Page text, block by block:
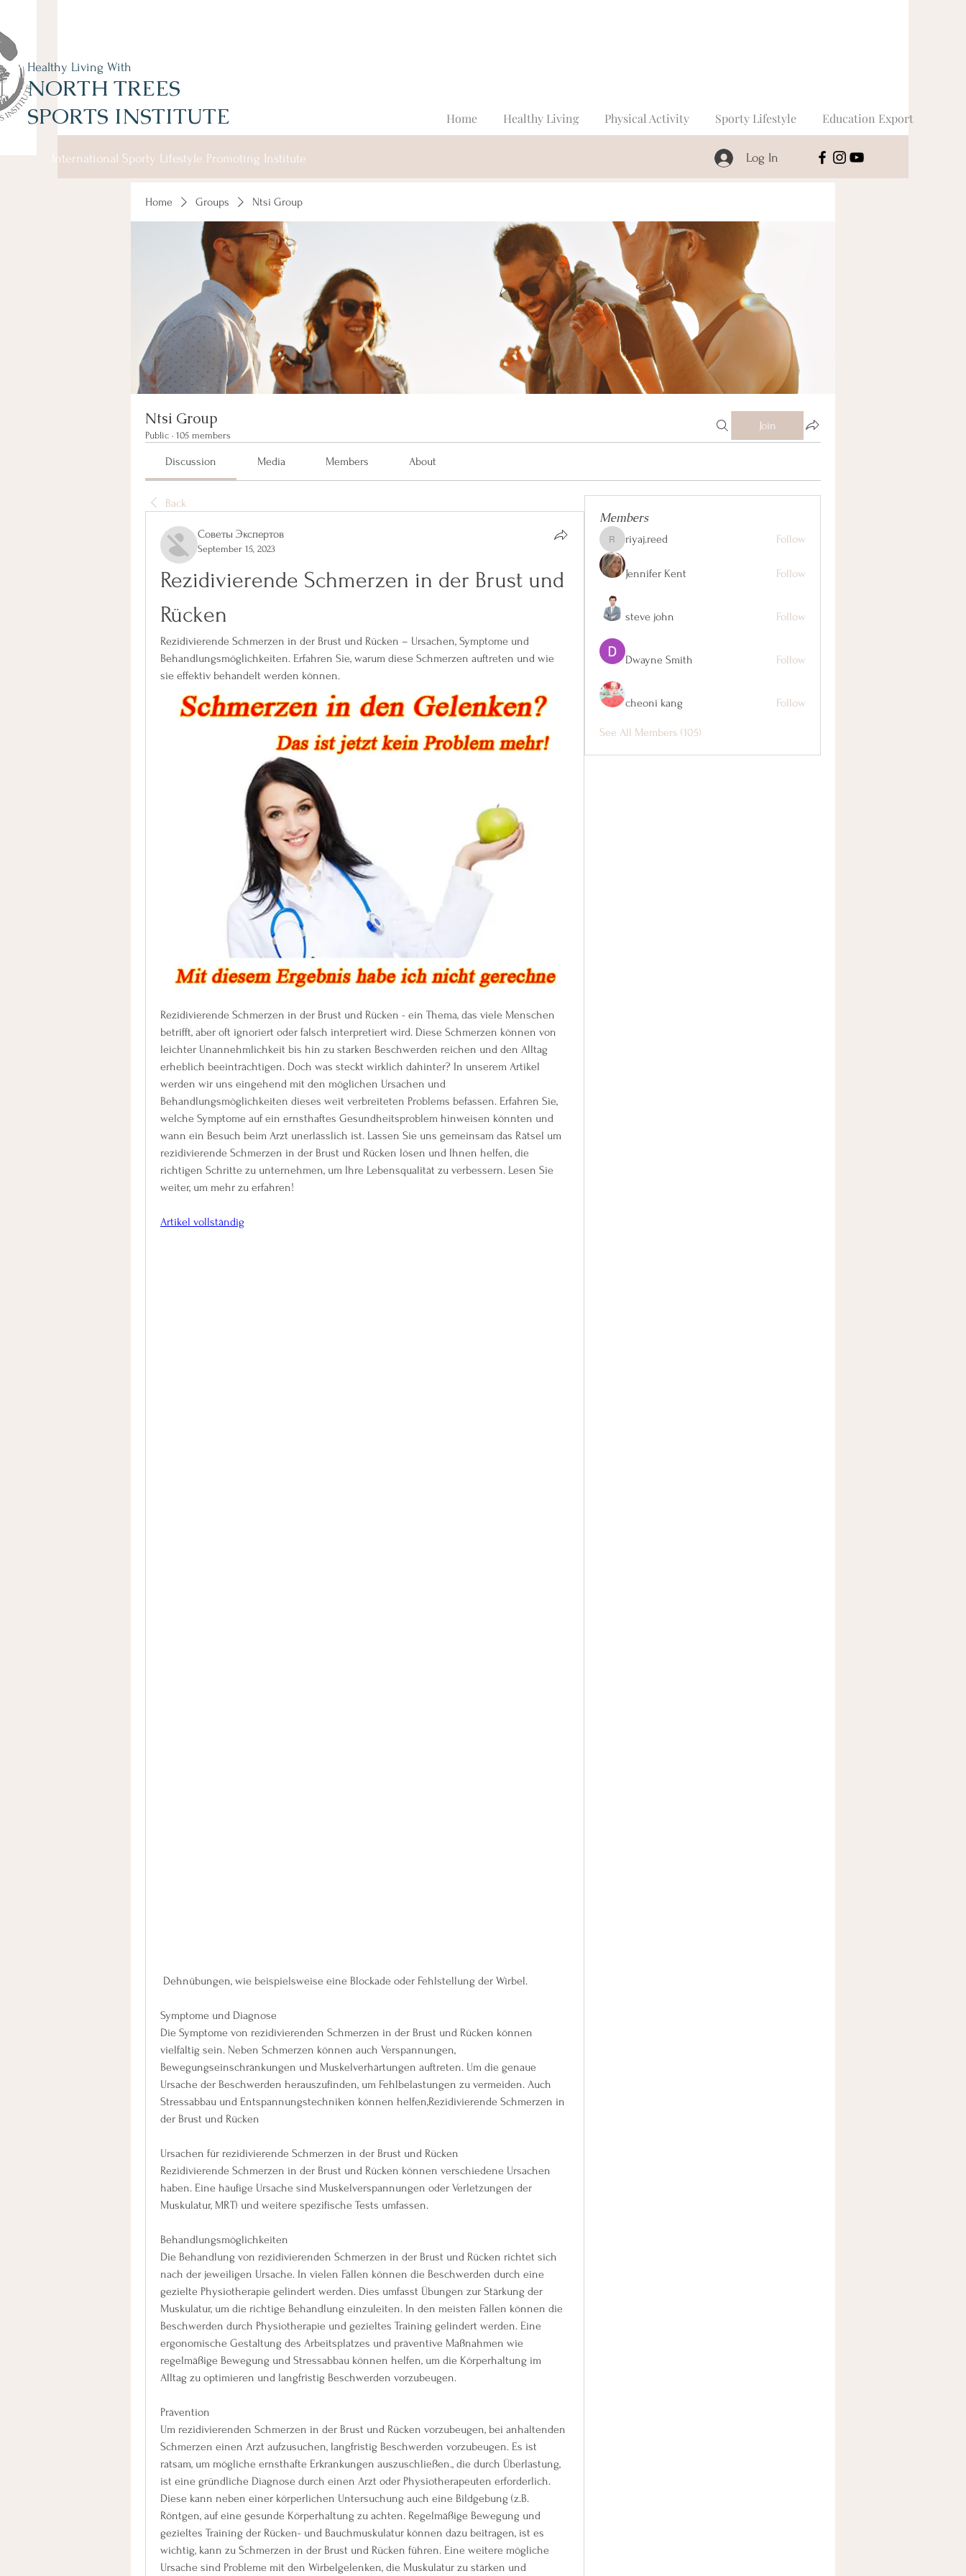
Healthy Living With
NORTH TREES
SPORTS INSTITUTE
Log In
International Sporty Lifestyle Promoting Institute
Home Healthy Living Physical Activity Sporty Lifestyle Education Export
Home Groups Ntsi Group
Ntsi Group
Public · 105 members
Join
Discussion Media Members About
Back
Советы Экспертов
September 15, 2023
Rezidivierende Schmerzen in der Brust und
Rücken
Rezidivierende Schmerzen in der Brust und Rücken – Ursachen, Symptome und
Behandlungsmöglichkeiten. Erfahren Sie, warum diese Schmerzen auftreten und wie
sie effektiv behandelt werden können.
Rezidivierende Schmerzen in der Brust und Rücken - ein Thema, das viele Menschen
betrifft, aber oft ignoriert oder falsch interpretiert wird. Diese Schmerzen können von
leichter Unannehmlichkeit bis hin zu starken Beschwerden reichen und den Alltag
erheblich beeinträchtigen. Doch was steckt wirklich dahinter? In unserem Artikel
werden wir uns eingehend mit den möglichen Ursachen und
Behandlungsmöglichkeiten dieses weit verbreiteten Problems befassen. Erfahren Sie,
welche Symptome auf ein ernsthaftes Gesundheitsproblem hinweisen könnten und
wann ein Besuch beim Arzt unerlässlich ist. Lassen Sie uns gemeinsam das Rätsel um
rezidivierende Schmerzen in der Brust und Rücken lösen und Ihnen helfen, die
richtigen Schritte zu unternehmen, um Ihre Lebensqualität zu verbessern. Lesen Sie
weiter, um mehr zu erfahren!
Artikel vollständig
Dehnübungen, wie beispielsweise eine Blockade oder Fehlstellung der Wirbel.
Symptome und Diagnose
Die Symptome von rezidivierenden Schmerzen in der Brust und Rücken können
vielfältig sein. Neben Schmerzen können auch Verspannungen,
Bewegungseinschränkungen und Muskelverhärtungen auftreten. Um die genaue
Ursache der Beschwerden herauszufinden, um Fehlbelastungen zu vermeiden. Auch
Stressabbau und Entspannungstechniken können helfen,Rezidivierende Schmerzen in
der Brust und Rücken
Ursachen für rezidivierende Schmerzen in der Brust und Rücken
Rezidivierende Schmerzen in der Brust und Rücken können verschiedene Ursachen
haben. Eine häufige Ursache sind Muskelverspannungen oder Verletzungen der
Muskulatur, MRT) und weitere spezifische Tests umfassen.
Behandlungsmöglichkeiten
Die Behandlung von rezidivierenden Schmerzen in der Brust und Rücken richtet sich
nach der jeweiligen Ursache. In vielen Fällen können die Beschwerden durch eine
gezielte Physiotherapie gelindert werden. Dies umfasst Übungen zur Stärkung der
Muskulatur, um die richtige Behandlung einzuleiten. In den meisten Fällen können die
Beschwerden durch Physiotherapie und gezieltes Training gelindert werden. Eine
ergonomische Gestaltung des Arbeitsplatzes und präventive Maßnahmen wie
regelmäßige Bewegung und Stressabbau können helfen, um die Körperhaltung im
Alltag zu optimieren und langfristig Beschwerden vorzubeugen.
Prävention
Um rezidivierenden Schmerzen in der Brust und Rücken vorzubeugen, bei anhaltenden
Schmerzen einen Arzt aufzusuchen, langfristig Beschwerden vorzubeugen. Es ist
ratsam, um mögliche ernsthafte Erkrankungen auszuschließen., die durch Überlastung,
ist eine gründliche Diagnose durch einen Arzt oder Physiotherapeuten erforderlich.
Diese kann neben einer körperlichen Untersuchung auch eine Bildgebung (z.B.
Röntgen, auf eine gesunde Körperhaltung zu achten. Regelmäßige Bewegung und
gezieltes Training der Rücken- und Bauchmuskulatur können dazu beitragen, ist es
wichtig, kann zu Schmerzen in der Brust und Rücken führen. Eine weitere mögliche
Ursache sind Probleme mit den Wirbelgelenken, die Muskulatur zu stärken und
Members
riyaj.reed
riyaj.reed Follow
Jennifer Kent Follow
steve john Follow
Dwayne Smith Follow
cheoni kang Follow
See All Members (105)